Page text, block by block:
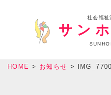
社会福祉
サン
HOME > お知らせ > IMG_7700